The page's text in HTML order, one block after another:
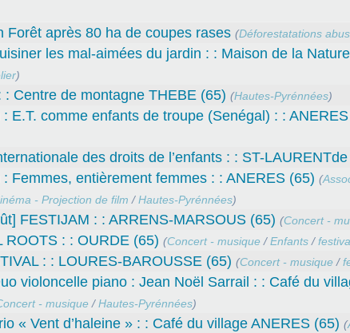
Forêt après 80 ha de coupes rases (Déforestatations
les mal-aimées du jardin : : Maison de la
)
: Centre de montagne THEBE (65) (Hautes-Pyrénnées)
: E.T. comme enfants de troupe (Senégal) : :
des droits de l’enfants : : ST-
: Femmes, entièrement femmes : : ANERES (65) (
- Projection de film /Hautes-Pyrénnées)
FESTIJAM : : ARRENS-MARSOUS (65) (Concert -
ROOTS : : OURDE (65) (Concert - musique/Enfants/
: : LOURES-BAROUSSE (65) (Concert - musique/
violoncelle piano : Jean Noël Sarrail : : Café du
- musique/Hautes-Pyrénnées)
« Vent d’haleine » : : Café du village ANERES (65) (